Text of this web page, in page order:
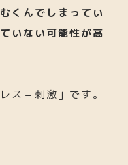
くんでしまってい
いない可能性が高
ス＝刺激」です。